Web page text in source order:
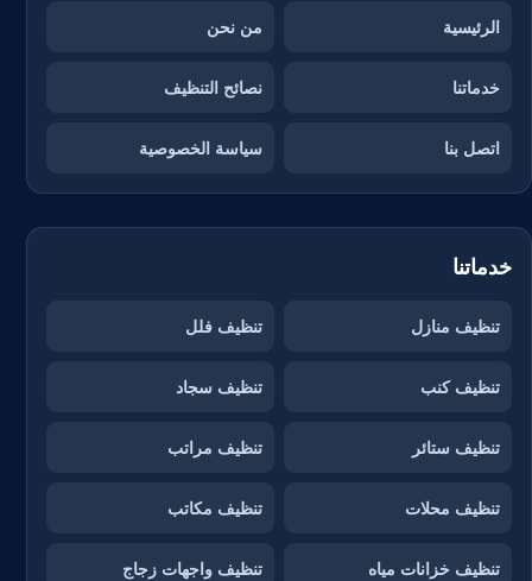
الرئيسية من نحن
خدماتنا نصائح التنظيف
اتصل بنا سياسة الخصوصية
خدماتنا
تنظيف منازل تنظيف فلل
تنظيف كنب تنظيف سجاد
تنظيف ستائر تنظيف مراتب
تنظيف محلات تنظيف مكاتب
تنظيف خزانات مياه تنظيف واجهات زجاج